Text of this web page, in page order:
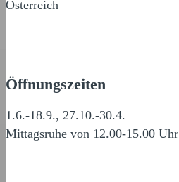
Österreich
Öffnungszeiten
1.6.-18.9., 27.10.-30.4.
Mittagsruhe von 12.00-15.00 Uhr